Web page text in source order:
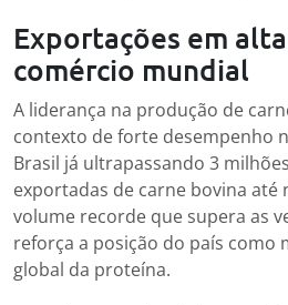
Exportações em
comércio mundial
A liderança na produção de
contexto de forte desempenho
Brasil já ultrapassando 3
exportadas de carne bovina até
volume recorde que supera as
reforça a posição do país como
global da proteína.